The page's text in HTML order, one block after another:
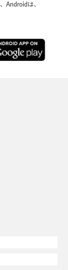
Androidは、